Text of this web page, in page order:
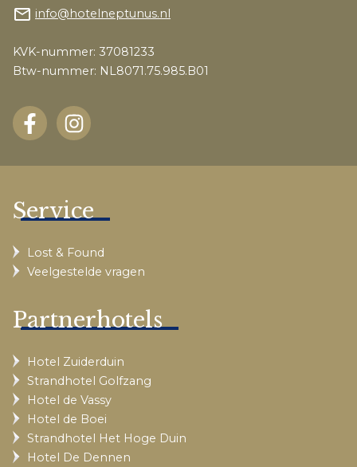
mail_outline info@hotelneptunus.nl
KVK-nummer: 37081233
Btw-nummer: NL8071.75.985.B01
Service
Lost & Found
Veelgestelde vragen
Partnerhotels
Hotel Zuiderduin
Strandhotel Golfzang
Hotel de Vassy
Hotel de Boei
Strandhotel Het Hoge Duin
Hotel De Dennen